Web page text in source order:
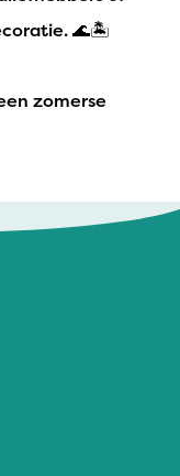
🌊🏝️
zomerse